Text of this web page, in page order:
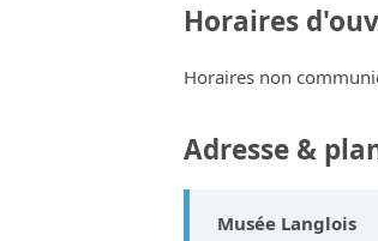
Horaires
Horaires non
Adresse &
Musée Langlois